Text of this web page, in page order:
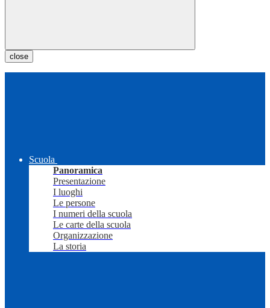
close
Scuola
Panoramica
Presentazione
I luoghi
Le persone
I numeri della scuola
Le carte della scuola
Organizzazione
La storia